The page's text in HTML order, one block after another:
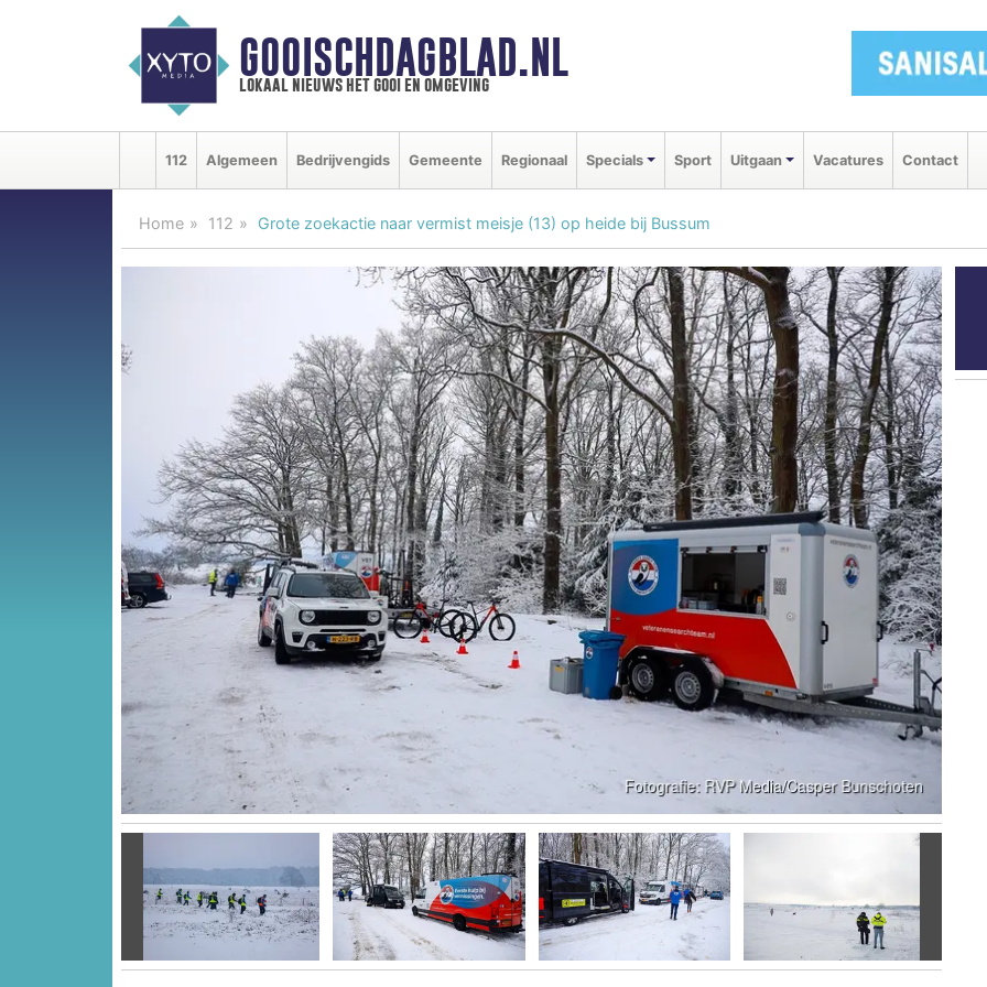
GOOISCHDAGBLAD.NL
lokaal nieuws het gooi en omgeving
112 Algemeen Bedrijvengids Gemeente Regionaal Specials Sport Uitgaan Vacatures Contact
Home 112 Grote zoekactie naar vermist meisje (13) op heide bij Bussum
Vorige